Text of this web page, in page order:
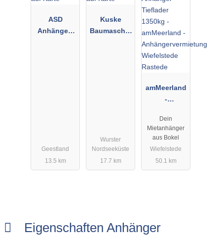
ASD
Anhänger-
Geestland
13.5 km
Kuske
Baumaschin
Wurster
Nordseeküste
17.7 km
amMeerland
-
mietung
Wiefelstede
Dein
Mietanhänger
aus Bokel
Wiefelstede
50.1 km
Eigenschaften Anhänger